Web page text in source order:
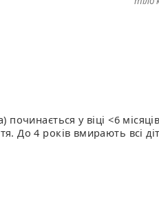
у віці <6
4 років вмирають всі